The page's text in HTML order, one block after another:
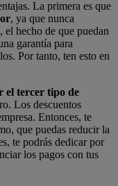
La primera es que
, ya que nunca
el hecho de que puedan
garantía para
Por tanto, ten esto en
el tercer tipo de
Los descuentos
Entonces, te
que puedas reducir la
te podrás dedicar por
los pagos con tus